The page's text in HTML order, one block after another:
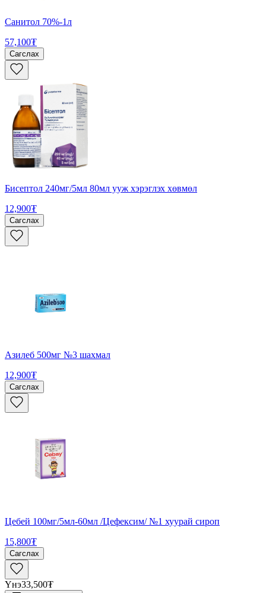
Санитол 70%-1л
57,100₮
Сагслах
Бисептол 240мг/5мл 80мл ууж хэрэглэх хөвмөл
12,900₮
Сагслах
Азилеб 500мг №3 шахмал
12,900₮
Сагслах
Цебей 100мг/5мл-60мл /Цефексим/ №1 хуурай сироп
15,800₮
Сагслах
Үнэ33,500₮